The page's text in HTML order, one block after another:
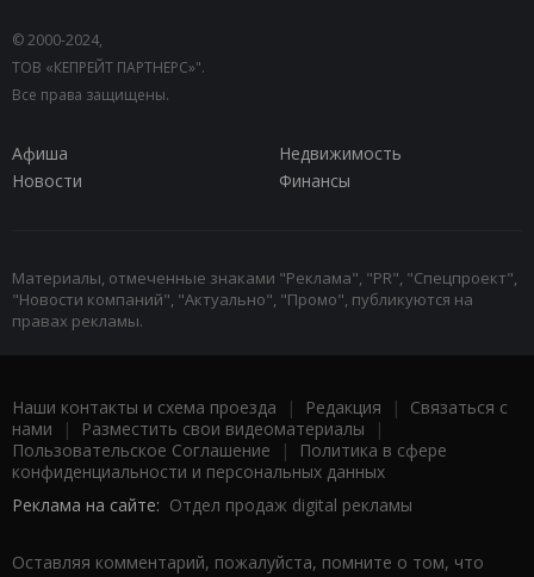
© 2000-2024,
ТОВ «КЕПРЕЙТ ПАРТНЕРС»".
Все права защищены.
Афиша
Недвижимость
Новости
Финансы
Материалы, отмеченные знаками "Реклама", "PR", "Спецпроект",
"Новости компаний", "Актуально", "Промо", публикуются на
правах рекламы.
Наши контакты и схема проезда | Редакция | Связаться с
нами | Разместить свои видеоматериалы |
Пользовательское Соглашение |
Политика в сфере
конфиденциальности и персональных данных
Реклама на сайте: Отдел продаж digital рекламы
Оставляя комментарий, пожалуйста, помните о том, что